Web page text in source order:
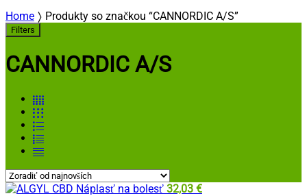
Home Produkty so značkou “CANNORDIC A/S”
Filters
CANNORDIC A/S
32,03 €